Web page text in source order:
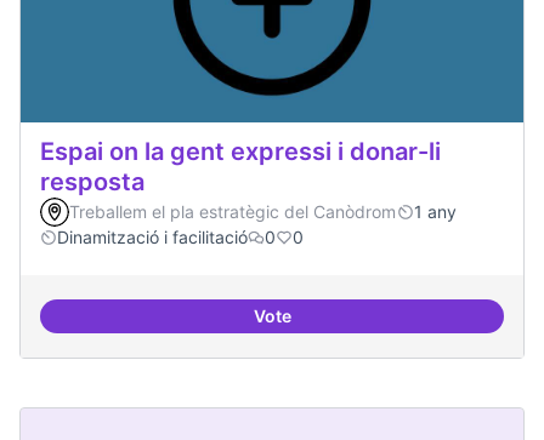
Espai on la gent expressi i donar-li
resposta
Treballem el pla estratègic del Canòdrom
1 any
Dinamització i facilitació
0 0
VoteEspai on la gent expressi i